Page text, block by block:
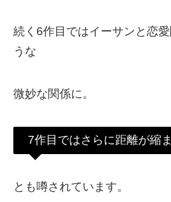
続く6作目ではイーサンと恋
うな
微妙な関係に。
7作目ではさらに距離が縮
とも噂されています。